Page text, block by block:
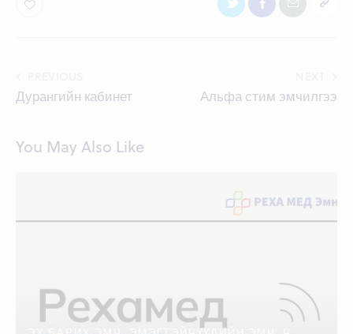
navigation
Дурангийн кабинет Альфа стим эмчилгээ
You May Also Like